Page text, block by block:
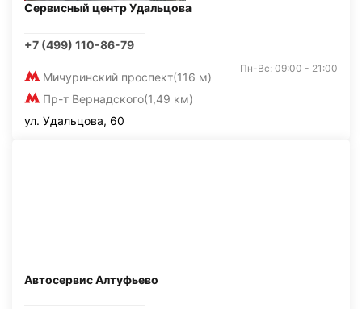
Сервисный центр Удальцова
+7 (499) 110-86-79
Мичуринский проспект(116 м)
Пр-т Вернадского(1,49 км)
Пн-Вс: 09:00 - 21:00
ул. Удальцова, 60
Автосервис Алтуфьево